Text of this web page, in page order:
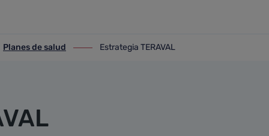
de salud
Planes de salud
ir-a Estrategia TERAVAL
Estrategia TERAVAL